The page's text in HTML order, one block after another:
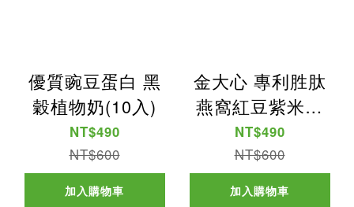
優質豌豆蛋白 黑
穀植物奶(10入)
NT$490
NT$600
加入購物車
金大心 專利胜肽
燕窩紅豆紫米飲
(10入)
NT$490
NT$600
加入購物車